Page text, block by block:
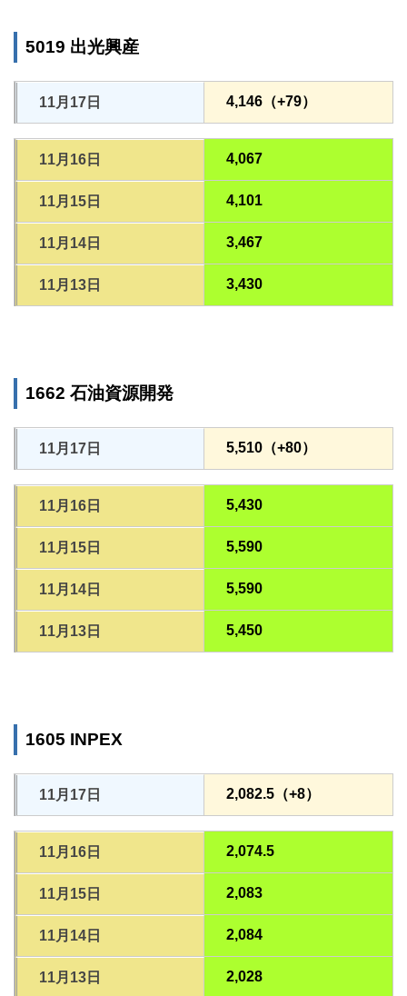
5019 出光興産
11月17日 4,146（+79）
11月16日 4,067
11月15日 4,101
11月14日 3,467
11月13日 3,430
1662 石油資源開発
11月17日 5,510（+80）
11月16日 5,430
11月15日 5,590
11月14日 5,590
11月13日 5,450
1605 INPEX
11月17日 2,082.5（+8）
11月16日 2,074.5
11月15日 2,083
11月14日 2,084
11月13日 2,028